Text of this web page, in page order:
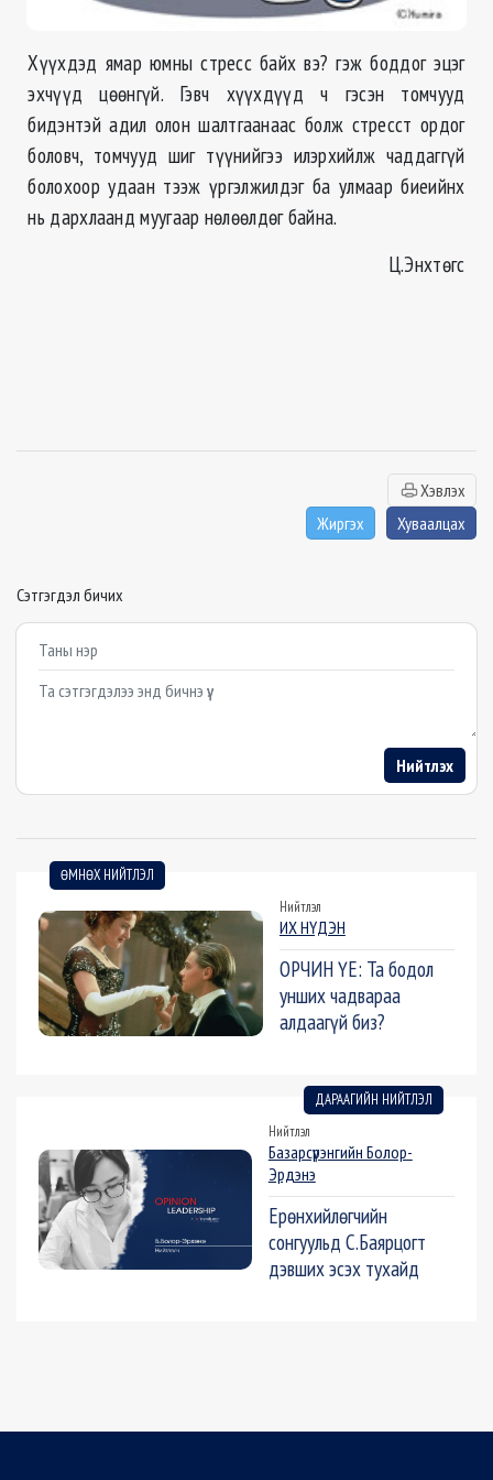
Хүүхдэд ямар юмны стресс байх вэ? гэж боддог эцэг
эхчүүд цөөнгүй. Гэвч хүүхдүүд ч гэсэн томчууд
бидэнтэй адил олон шалтгаанаас болж стресст ордог
боловч, томчууд шиг түүнийгээ илэрхийлж чаддаггүй
болохоор удаан тээж үргэлжилдэг ба улмаар биеийнх
нь дархлаанд муугаар нөлөөлдөг байна.
Ц.Энхтөгс
Хэвлэх
Жиргэх
Хуваалцах
Сэтгэгдэл бичих
Example textarea
Нийтлэх
ӨМНӨХ НИЙТЛЭЛ
Нийтлэл
ИХ НҮДЭН
ОРЧИН ҮЕ: Та бодол
унших чадвараа
алдаагүй биз?
ДАРААГИЙН НИЙТЛЭЛ
Нийтлэл
Базарсүрэнгийн Болор-
Эрдэнэ
Ерөнхийлөгчийн
сонгуульд С.Баярцогт
дэвших эсэх тухайд